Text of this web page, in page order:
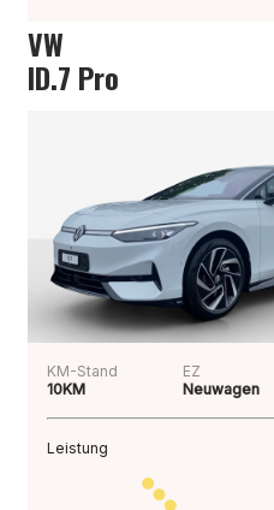
VW
ID.7 Pro
KM-Stand
10KM
EZ
Neuwagen
Leistung